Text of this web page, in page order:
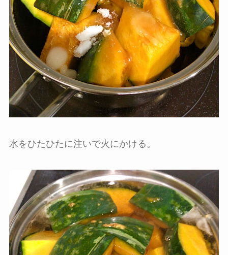
水をひたひたに注いで火にかける。